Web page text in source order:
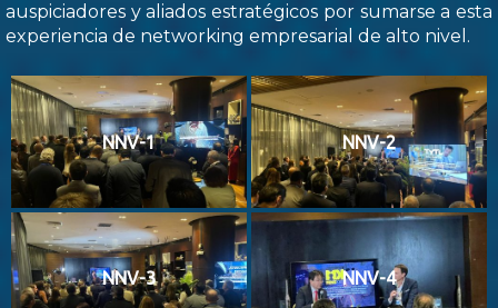
auspiciadores y aliados estratégicos por sumarse a esta
experiencia de networking empresarial de alto nivel.
NNV-1 NNV-2
NNV-3 NNV-4